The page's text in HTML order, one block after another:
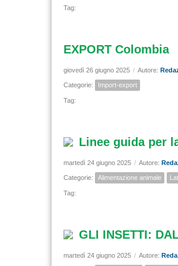
Tag:
EXPORT Colombia
giovedì 26 giugno 2025 / Autore:
Categorie: Import-export
Tag:
Linee guida per
martedì 24 giugno 2025 / Autore:
Categorie: Alimentazione animale
Tag:
GLI INSETTI:
martedì 24 giugno 2025 / Autore: